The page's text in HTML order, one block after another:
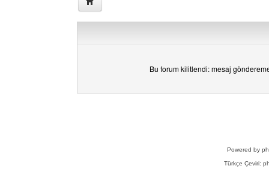
Bu forum kilitlendi: mesaj
Powered by
Türkçe Çeviri: